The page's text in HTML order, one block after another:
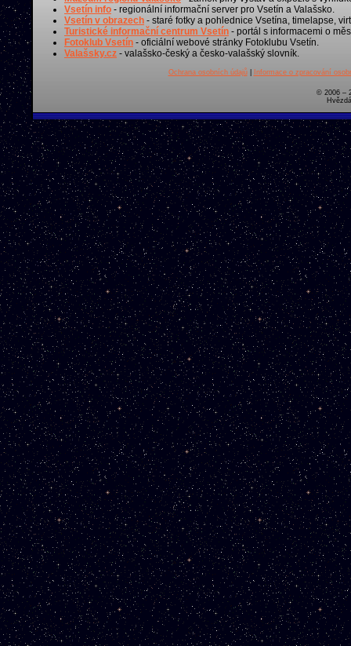
Vsetín info - regionální informační server pro Vsetín a Valašsko.
Vsetín v obrazech - staré fotky a pohlednice Vsetína, timelapse,
Turistické informační centrum Vsetín - portál s informacemi o
Fotoklub Vsetín - oficiální webové stránky Fotoklubu Vsetín.
Valašsky.cz - valašsko-český a česko-valašský slovník.
Ochrana osobních údajů| Informace o zpracování
© 2006 –